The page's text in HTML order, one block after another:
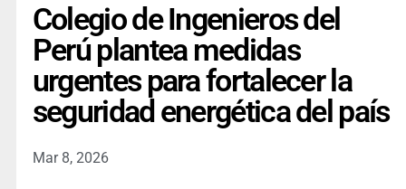
Colegio de Ingenieros del
Perú plantea medidas
urgentes para fortalecer la
seguridad energética del país
Mar 8, 2026